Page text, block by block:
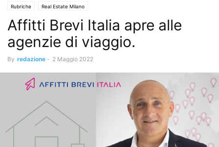
Rubriche Real Estate Milano
Affitti Brevi Italia apre alle
agenzie di viaggio.
By redazione - 2 Maggio 2022